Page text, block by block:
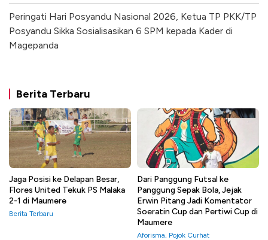
Peringati Hari Posyandu Nasional 2026, Ketua TP PKK/TP
Posyandu Sikka Sosialisasikan 6 SPM kepada Kader di
Magepanda
Berita Terbaru
Jaga Posisi ke Delapan Besar,
Flores United Tekuk PS Malaka
2-1 di Maumere
Berita Terbaru
Dari Panggung Futsal ke
Panggung Sepak Bola, Jejak
Erwin Pitang Jadi Komentator
Soeratin Cup dan Pertiwi Cup di
Maumere
Aforisma, Pojok Curhat